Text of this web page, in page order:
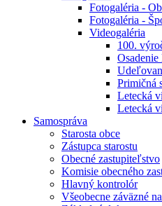
Fotogaléria -
Fotogaléria -
Videogaléria
100.
Primičná
Letecká
Letecká
Samospráva
Starosta obce
Zástupca starostu
Obecné zastupiteľstvo
Komisie obecného
Hlavný kontrolór
Všeobecne záväzné